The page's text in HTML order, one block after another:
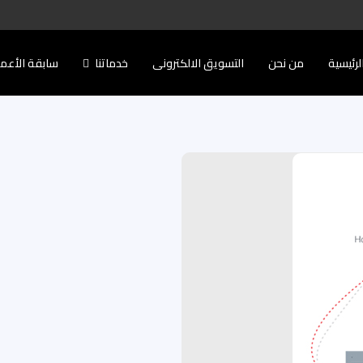
من نحن التسويق الالكترونى خدماتنا سابقة